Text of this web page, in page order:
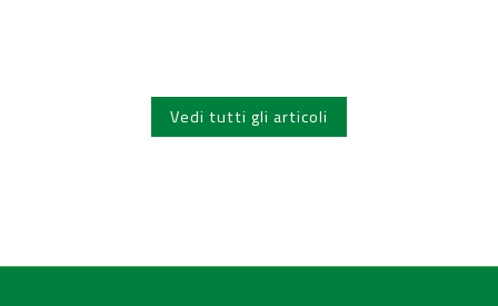
Vedi tutti gli articoli